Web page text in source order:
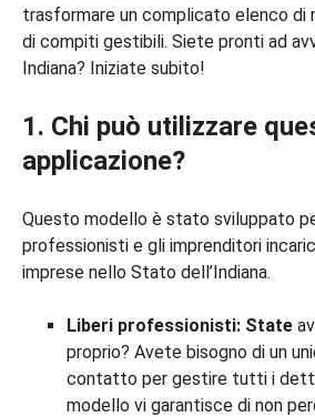
trasformare un complicato elenco di
di compiti gestibili. Siete pronti ad
Indiana? Iniziate subito!
1. Chi può utilizzare
applicazione?
Questo modello è stato sviluppato
professionisti e gli imprenditori
imprese nello Stato dell’Indiana.
Liberi professionisti: State
proprio? Avete bisogno di un
contatto per gestire tutti i
modello vi garantisce di non